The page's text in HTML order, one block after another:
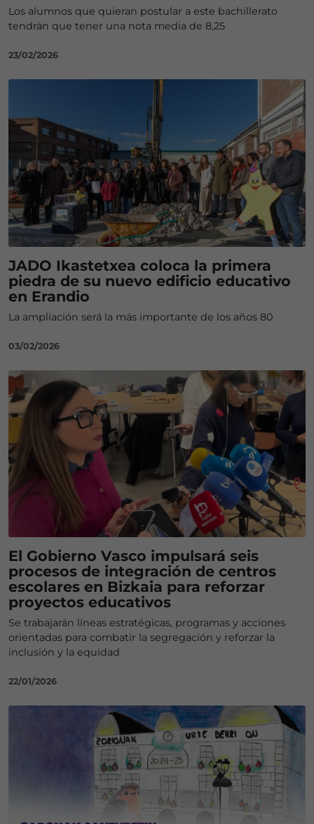
Los alumnos que quieran postular a este bachillerato
tendrán que tener una nota media de 8,25
23/02/2026
JADO Ikastetxea coloca la primera
piedra de su nuevo edificio educativo
en Erandio
La ampliación será la más importante de los años 80
03/02/2026
El Gobierno Vasco impulsará seis
procesos de integración de centros
escolares en Bizkaia para reforzar
proyectos educativos
Se trabajarán líneas estratégicas, programas y acciones
orientadas para combatir la segregación y reforzar la
inclusión y la equidad
22/01/2026